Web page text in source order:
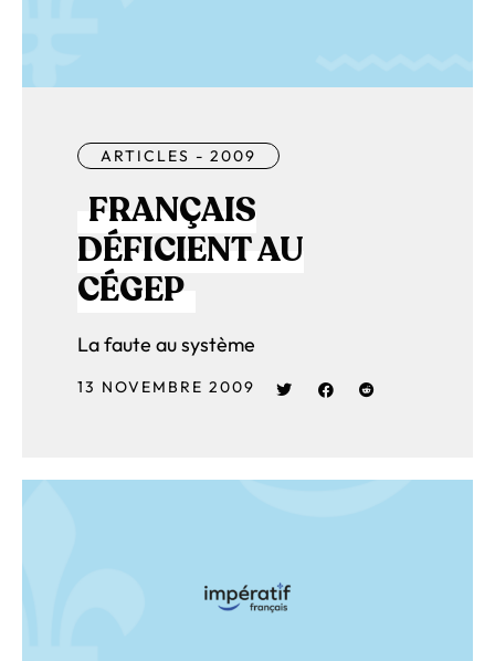
ARTICLES - 2009
FRANÇAIS
DÉFICIENT AU
CÉGEP
La faute au système
13 NOVEMBRE 2009